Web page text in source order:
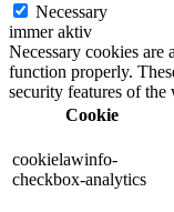
Necessary
immer aktiv
Necessary cookies are
function properly.
security features of the
Cookie
cookielawinfo-
checkbox-analytics